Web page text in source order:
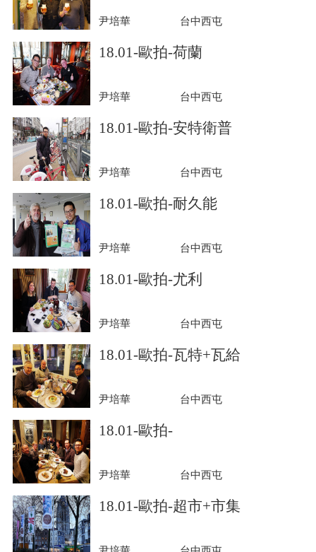
尹培華 台中西屯
18.01-歐拍-荷蘭
尹培華 台中西屯
18.01-歐拍-安特衛普
尹培華 台中西屯
18.01-歐拍-耐久能
尹培華 台中西屯
18.01-歐拍-尤利
尹培華 台中西屯
18.01-歐拍-瓦特+瓦給
尹培華 台中西屯
18.01-歐拍-
尹培華 台中西屯
18.01-歐拍-超市+市集